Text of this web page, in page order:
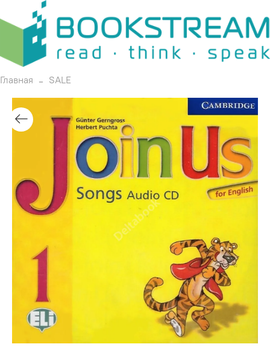
Главная SALE